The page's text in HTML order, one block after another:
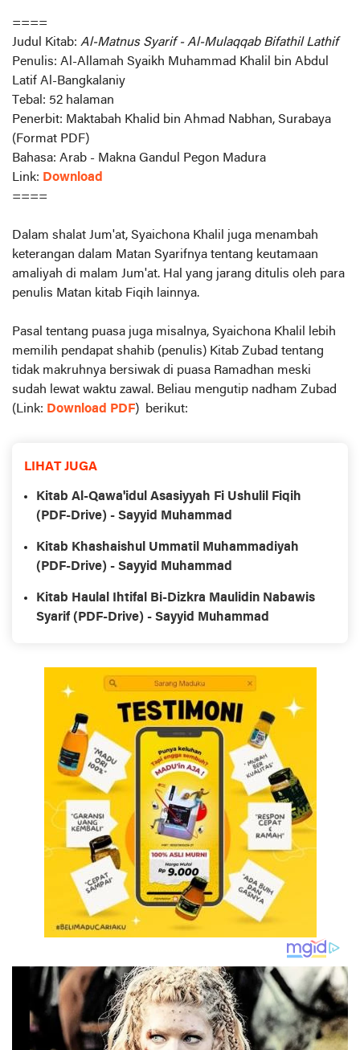
====
Judul Kitab: Al-Matnus Syarif - Al-Mulaqqab Bifathil Lathif
Penulis: Al-Allamah Syaikh Muhammad Khalil bin Abdul
Latif Al-Bangkalaniy
Tebal: 52 halaman
Penerbit: Maktabah Khalid bin Ahmad Nabhan, Surabaya
(Format PDF)
Bahasa: Arab - Makna Gandul Pegon Madura
Link: Download
====
Dalam shalat Jum'at, Syaichona Khalil juga menambah
keterangan dalam Matan Syarifnya tentang keutamaan
amaliyah di malam Jum'at. Hal yang jarang ditulis oleh para
penulis Matan kitab Fiqih lainnya.
Pasal tentang puasa juga misalnya, Syaichona Khalil lebih
memilih pendapat shahib (penulis) Kitab Zubad tentang
tidak makruhnya bersiwak di puasa Ramadhan meski
sudah lewat waktu zawal. Beliau mengutip nadham Zubad
(Link: Download PDF) berikut:
LIHAT JUGA
Kitab Al-Qawa'idul Asasiyyah Fi Ushulil Fiqih
(PDF-Drive) - Sayyid Muhammad
Kitab Khashaishul Ummatil Muhammadiyah
(PDF-Drive) - Sayyid Muhammad
Kitab Haulal Ihtifal Bi-Dizkra Maulidin Nabawis
Syarif (PDF-Drive) - Sayyid Muhammad